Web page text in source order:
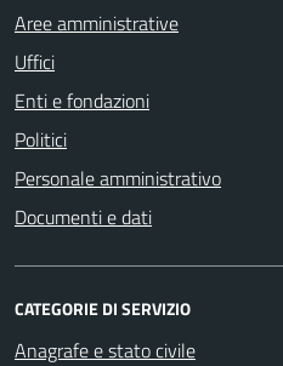
Aree amministrative
Uffici
Enti e fondazioni
Politici
Personale amministrativo
Documenti e dati
CATEGORIE DI SERVIZIO
Anagrafe e stato civile